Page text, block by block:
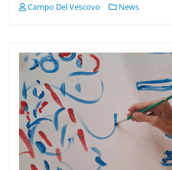
Campo Del Vescovo News